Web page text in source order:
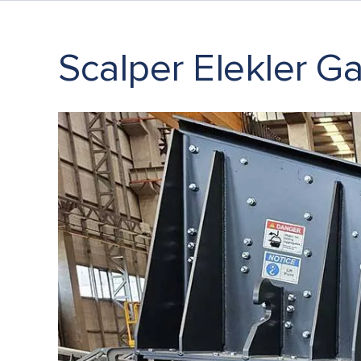
Scalper Elekler